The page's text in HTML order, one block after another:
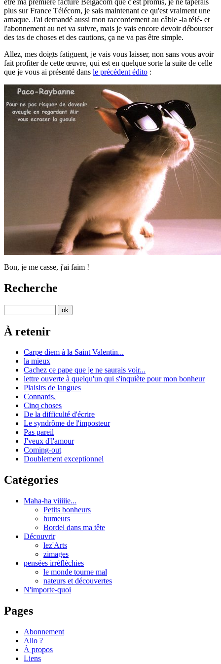
plus sur France Télécom, je sais maintenant ce qu'est vraiment une
arnaque. J'ai demandé aussi mon raccordement au câble -la télé- et
l'abonnement au net va suivre, mais je vais encore devoir débourser
des tas de choses et des cautions, ça ne va pas être simple.
Allez, mes doigts fatiguent, je vais vous laisser, non sans vous avoir
fait profiter de cette œuvre, qui est en quelque sorte la suite de celle
que je vous ai présenté dans le précédent édito :
Bon, je me casse, j'ai faim !
Recherche
À retenir
Carpe diem à la Saint Valentin...
la mieux
Cachez ce pape que je ne saurais voir...
lettre ouverte à quelqu'un qui s'inquiète pour mon bonheur
Plaisirs de langues
Connards.
Cinq choses
De la difficulté d'écrire
Le syndrôme de l'imposteur
Pas pareil
J'veux d'l'amour
Coming-out
Doublement exceptionnel
Catégories
Maha-ha viiiiie...
Petits bonheurs
humeurs
Bordel dans ma tête
Découvrir
lez'Arts
zimages
pensées irréfléchies
le monde tourne mal
nateurs et découvertes
N'importe-quoi
Pages
Abonnement
Allo ?
À propos
Liens